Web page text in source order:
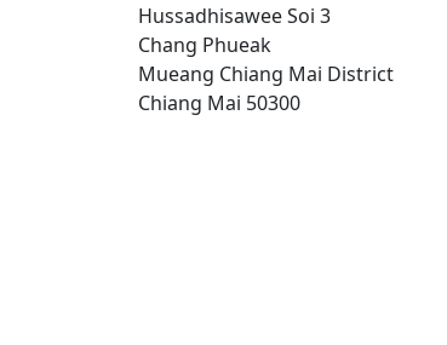
Hussadhisawee Soi 3
Chang Phueak
Mueang Chiang Mai District
Chiang Mai 50300